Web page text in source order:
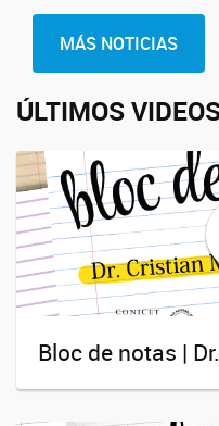
MÁS NOTICIAS
ÚLTIMOS
Bloc de notas |